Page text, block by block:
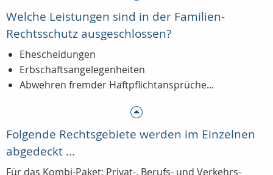
Welche Leistungen sind in der Familien-
Rechtsschutz ausgeschlossen?
Ehescheidungen
Erbschaftsangelegenheiten
Abwehren fremder Haftpflichtansprüche...
Folgende Rechtsgebiete werden im Einzelnen
abgedeckt ...
Für das Kombi-Paket: Privat-, Berufs- und Verkehrs-